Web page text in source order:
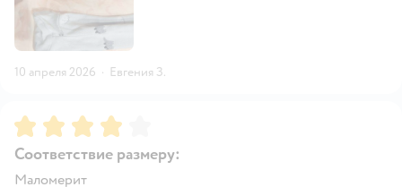
10 апреля 2026 · Евгения З.
Рейтинг:4
Соответствие размеру:
Маломерит